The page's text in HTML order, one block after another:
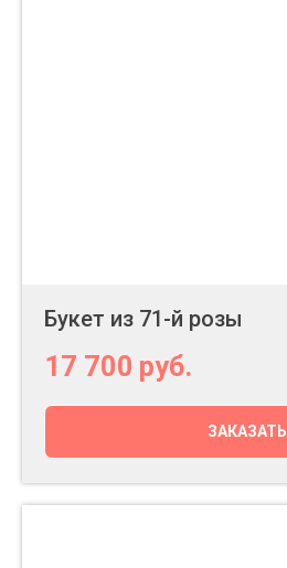
Букет из 71-й розы
17 700 руб.
ЗАКАЗАТЬ